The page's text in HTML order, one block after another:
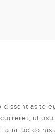
te
ut
iudico his